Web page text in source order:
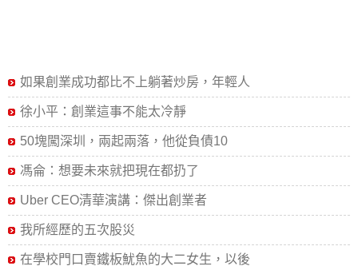
如果創業成功都比不上躺著炒房，年輕人
徐小平：創業這事不能太冷靜
50塊闖深圳，兩起兩落，他從負債10
馮侖：想要未來就把現在都扔了
Uber CEO清華演講：傑出創業者
我所經歷的五次股災
在學校門口賣鐵板魷魚的大二女生，以後